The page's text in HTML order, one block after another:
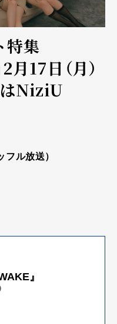
特集
17日（月）
はNiziU
ル放送）
』